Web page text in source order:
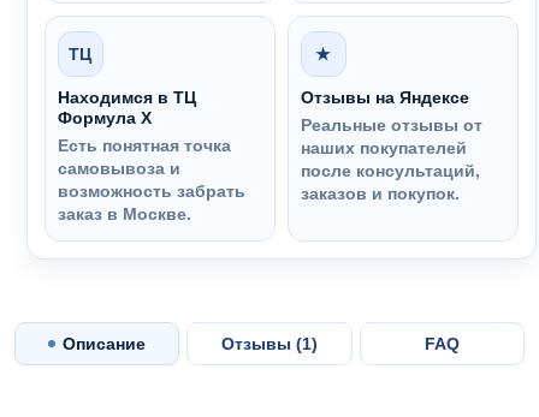
ТЦ
Находимся в ТЦ
Формула Х
Есть понятная точка
самовывоза и
возможность забрать
заказ в Москве.
★
Отзывы на Яндексе
Реальные отзывы от
наших покупателей
после консультаций,
заказов и покупок.
Описание Отзывы (1) FAQ